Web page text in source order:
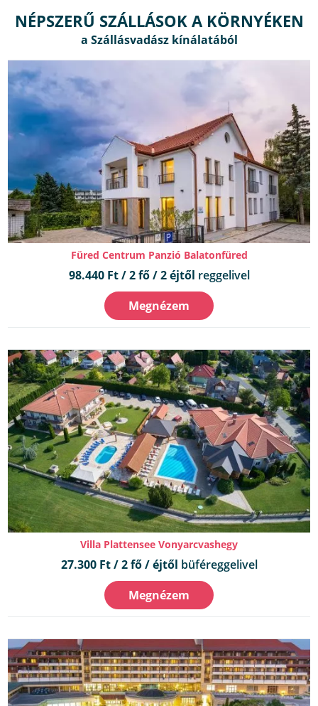
NÉPSZERŰ SZÁLLÁSOK A KÖRNYÉKEN
Füred Centrum Panzió Balatonfüred
98.440 Ft / 2 fő / 2 éjtől reggelivel
Megnézem
Villa Plattensee Vonyarcvashegy
27.300 Ft / 2 fő / éjtől büféreggelivel
Megnézem